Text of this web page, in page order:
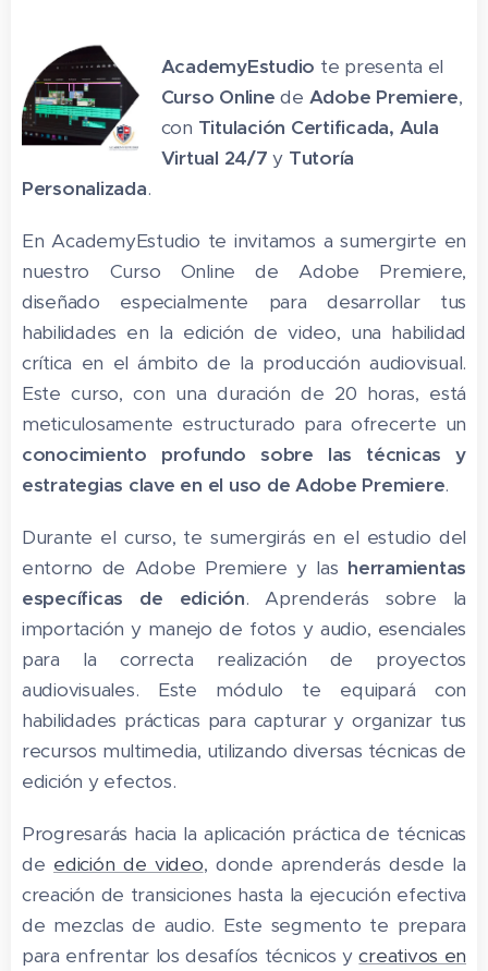
AcademyEstudio te presenta el
Curso Onlinede Adobe Premiere,
con Titulación Certificada, Aula
Virtual 24/7y Tutoría
Personalizada.
En AcademyEstudio te invitamos a sumergirte en
nuestro Curso Online de Adobe Premiere,
diseñado especialmente para desarrollar tus
habilidades en la edición de video, una habilidad
crítica en el ámbito de la producción audiovisual.
Este curso, con una duración de 20 horas, está
meticulosamente estructurado para ofrecerte un
conocimiento profundo sobre las técnicas y
estrategias clave en el uso de Adobe Premiere.
Durante el curso, te sumergirás en el estudio del
entorno de Adobe Premiere y las herramientas
específicas de edición. Aprenderás sobre la
importación y manejo de fotos y audio, esenciales
para la correcta realización de proyectos
audiovisuales. Este módulo te equipará con
habilidades prácticas para capturar y organizar tus
recursos multimedia, utilizando diversas técnicas de
edición y efectos.
Progresarás hacia la aplicación práctica de técnicas
de edición de video, donde aprenderás desde la
creación de transiciones hasta la ejecución efectiva
de mezclas de audio. Este segmento te prepara
para enfrentar los desafíos técnicos ycreativos en